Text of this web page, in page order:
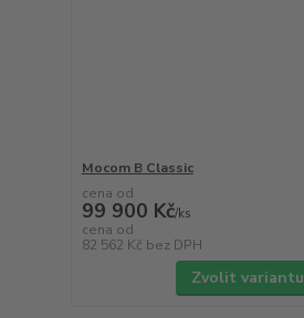
Mocom B Classic
cena od
99 900 Kč/ks
cena od
82 562 Kč bez DPH
Zvolit variantu